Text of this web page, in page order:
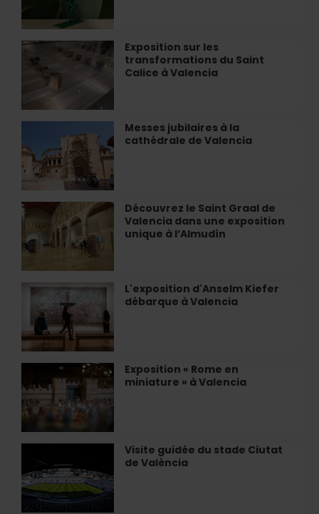
Valencia
Middel.
Apoteosis
Now
Exposition sur les
transformations du Saint
Calice à Valencia
Exposition
sur
transformations
du
Saint
à
Valencia
Messes jubilaires à la
cathédrale de Valencia
jubilaires
à
la
cathédrale
de
Valencia
Découvrez le Saint Graal de
Valencia dans une exposition
unique à l’Almudín
Découvrez
Saint
Graal
de
Valencia
dans
une
exposition
unique
l’Almudín
L'exposition d'Anselm Kiefer
débarque à Valencia
L'exposition
d'Anselm
Kiefer
débarque
à
Valencia
Exposition « Rome en
miniature » à Valencia
Exposition
«
Rome
en
miniature
»
Valencia
Visite guidée du stade Ciutat
de València
guidée
du
stade
Ciutat